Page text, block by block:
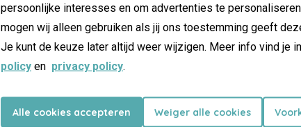
persoonlijke interesses en om advertenties te
mogen wij alleen gebruiken als jij ons toestemming geeft
Je kunt de keuze later altijd weer wijzigen. Meer info vind je
policy en privacy policy.
Alle cookies accepteren Weiger alle cookies
Woon-/eetkamer